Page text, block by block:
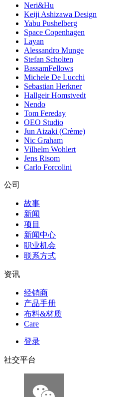
Neri&Hu
Keiji Ashizawa Design
Yabu Pushelberg
Space Copenhagen
Layan
Alessandro Munge
Stefan Scholten
BassamFellows
Michele De Lucchi
Sebastian Herkner
Hallgeir Homstvedt
Nendo
Tom Fereday
OEO Studio
Jun Aizaki (Crème)
Nic Graham
Vilhelm Wohlert
Jens Risom
Carlo Forcolini
公司
故事
新闻
项目
新闻中心
职业机会
联系方式
资讯
经销商
产品手册
布料&材质
Care
登录
社交平台